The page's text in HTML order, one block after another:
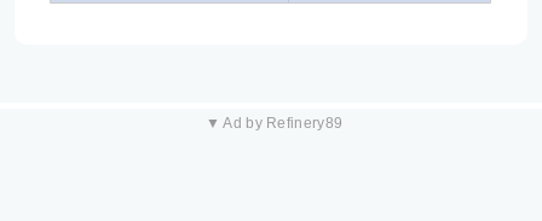
▼ Ad by Refinery89